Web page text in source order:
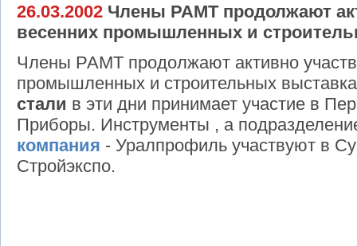
26.03.2002 Члены РАМТ продолжают
весенних промышленных и
Члены РАМТ продолжают активно
промышленных и строительных
стали в эти дни принимает участие в
Приборы. Инструменты , а
компания - Уралпрофиль участвуют в
Стройэкспо.